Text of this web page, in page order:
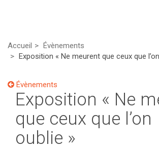
Accueil
Évènements
Exposition « Ne meurent que ceux que
Évènements
Exposition « Ne
que ceux que l’on
oublie »